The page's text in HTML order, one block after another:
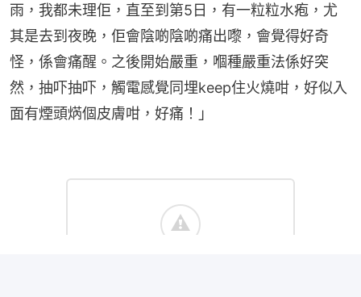
雨，我都未理佢，直至到第5日，有一粒粒水疱，尤
其是去到夜晚，佢會陰啲陰啲痛出嚟，會覺得好奇
怪，係會痛醒。之後開始嚴重，嗰種嚴重法係好突
然，抽吓抽吓，觸電感覺同埋keep住火燒咁，好似入
面有煙頭焫個皮膚咁，好痛！」